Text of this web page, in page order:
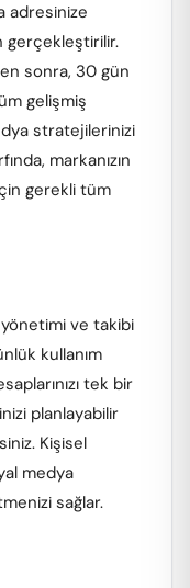
adresinize
gerçekleştirilir.
sonra, 30 gün
gelişmiş
stratejilerinizi
markanızın
gerekli tüm
ve takibi
kullanım
tek bir
planlayabilir
Kişisel
medya
sağlar.